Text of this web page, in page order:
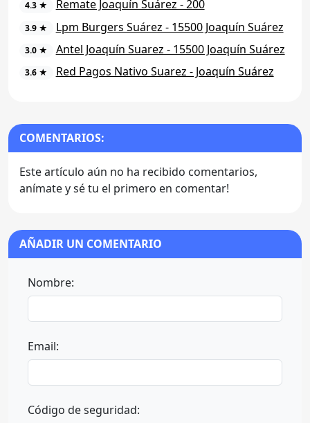
4.3 ★ Remate Joaquín Suárez - 200
3.9 ★ Lpm Burgers Suárez - 15500 Joaquín Suárez
3.0 ★ Antel Joaquín Suarez - 15500 Joaquín Suárez
3.6 ★ Red Pagos Nativo Suarez - Joaquín Suárez
COMENTARIOS:
Este artículo aún no ha recibido comentarios,
anímate y sé tu el primero en comentar!
AÑADIR UN COMENTARIO
Nombre:
Email:
Código de seguridad: